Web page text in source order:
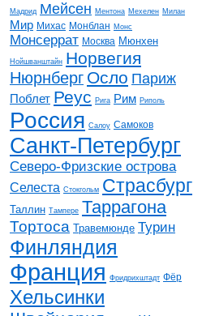
Мадрид Мейсен Ментона Мехелен Милан
Мир Михас Монблан Монс
Монсеррат Москва Мюнхен
Нойшванштайн Норвегия
Нюрнберг Осло Париж
Поблет Реус Рига Рим Риполь
Россия Салоу Самоков
Санкт-Петербург
Северо-Фризские острова
Селеста Стокгольм Страсбург
Таллин Тампере Таррагона
Тортоса Травемюнде Турин
Финляндия
Франция Фридрихштадт Фёр
Хельсинки